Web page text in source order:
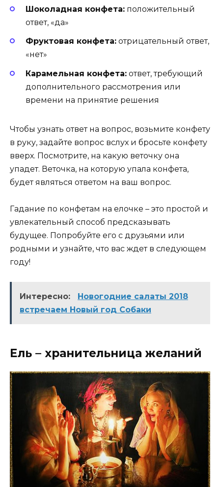
Шоколадная конфета: положительный
ответ, «да»
Фруктовая конфета: отрицательный ответ,
«нет»
Карамельная конфета: ответ, требующий
дополнительного рассмотрения или
времени на принятие решения
Чтобы узнать ответ на вопрос, возьмите конфету
в руку, задайте вопрос вслух и бросьте конфету
вверх. Посмотрите, на какую веточку она
упадет. Веточка, на которую упала конфета,
будет являться ответом на ваш вопрос.
Гадание по конфетам на елочке – это простой и
увлекательный способ предсказывать
будущее. Попробуйте его с друзьями или
родными и узнайте, что вас ждет в следующем
году!
Интересно:
Новогодние салаты 2018
встречаем Новый год Собаки
Ель – хранительница желаний